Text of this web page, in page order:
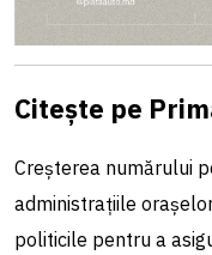
Citește pe
Creșterea numărului
administrațiile
politicile pentru a